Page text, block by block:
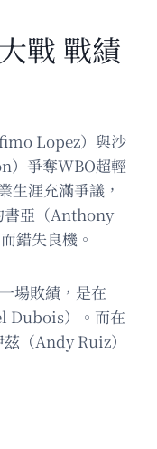
戰 戰績
Lopez）與沙
）爭奪WBO超輕
生涯充滿爭議，
書亞（Anthony
錯失良機。
場敗績，是在
Dubois）。而在
（Andy Ruiz）